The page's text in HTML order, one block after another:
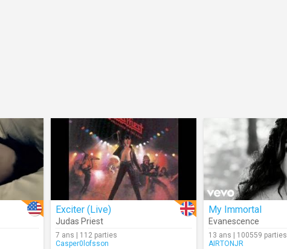
Exciter (Live)
Judas Priest
7 ans | 112 parties
Casper0lofsson
My Immortal
Evanescence
13 ans | 100559 parties
AIRTONJR